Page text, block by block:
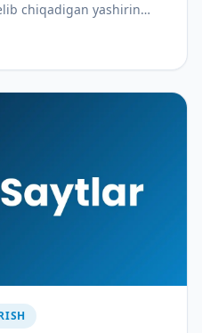
chiqadigan yashirin